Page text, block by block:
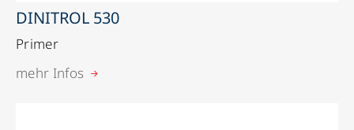
DINITROL 530
Primer
mehr Infos